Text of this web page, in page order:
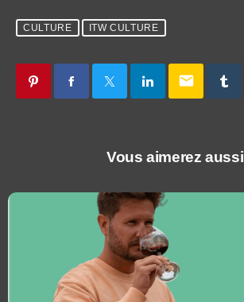
CULTURE ITW CULTURE
email
Vous aimerez aussi